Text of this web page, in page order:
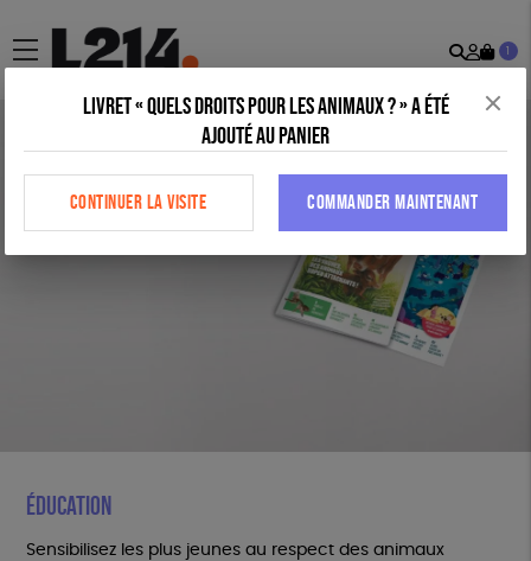
menu
Mon
1
Éducation
Sensibilisez les plus jeunes au respect des animaux
Livret « Quels droits pour les animaux ? » a été
ajouté au panier
CONTINUER LA VISITE COMMANDER MAINTENANT